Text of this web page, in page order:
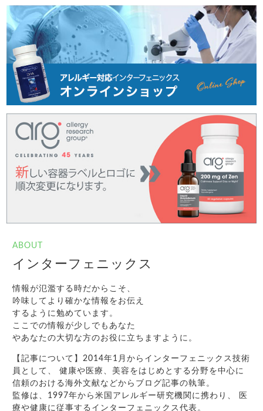
ABOUT
インターフェニックス
情報が氾濫する時だからこそ、
吟味してより確かな情報をお伝え
するように勉めています。
ここでの情報が少しでもあなた
やあなたの大切な方のお役に立ちますように。
【記事について】2014年1月からインターフェニックス技術
員として、 健康や医療、美容をはじめとする分野を中心に
信頼のおける海外文献などからブログ記事の執筆。
監修は、1997年から米国アレルギー研究機関に携わり、 医
療や健康に従事するインターフェニックス代表。